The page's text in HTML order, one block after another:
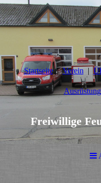
Startseite Verein
Ausrüstung
Freiwillige